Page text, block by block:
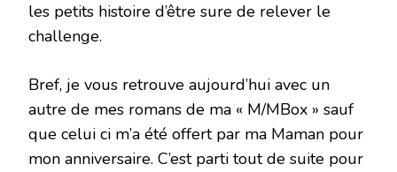
les petits histoire d’être sure de relever le
challenge.
Bref, je vous retrouve aujourd’hui avec un
autre de mes romans de ma « M/MBox » sauf
que celui ci m’a été offert par ma Maman pour
mon anniversaire. C’est parti tout de suite pour